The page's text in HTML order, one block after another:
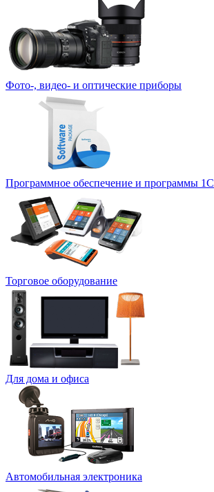
Фото-, видео- и оптические приборы
Программное обеспечение и программы 1С
Торговое оборудование
Для дома и офиса
Автомобильная электроника